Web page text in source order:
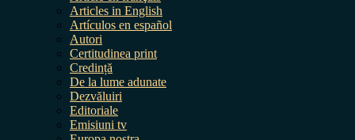
Articles in English
Artículos en español
Autori
Certitudinea print
Credință
De la lume adunate
Dezvăluiri
Editoriale
Emisiuni tv